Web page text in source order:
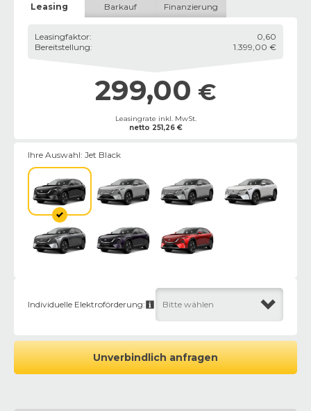
Leasing Barkauf Finanzierung
Leasingfaktor:
0,60
Bereitstellung: 1.399,00 €
299,00 €
Leasingrate inkl. MwSt.
netto 251,26€
Ihre Auswahl: Jet Black
Individuelle Elektroförderung: Bitte wählen
Unverbindlich anfragen